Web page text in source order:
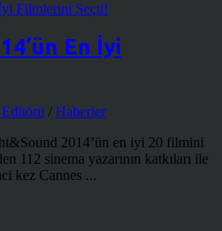
En İyi
/ Haberler
2014’ün en iyi 20 filmini
112 sinema yazarının katkıları ile
kez Cannes ...